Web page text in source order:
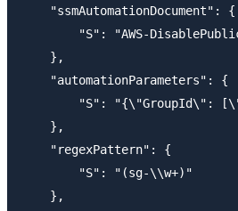
    "ssmAutomationDocument": {
"S": "AWS-
    },
    "automationParameters": {
"S": "{\"GroupId\":
    },
    "regexPattern": {
        "S": "(sg-\\w+)"
    },